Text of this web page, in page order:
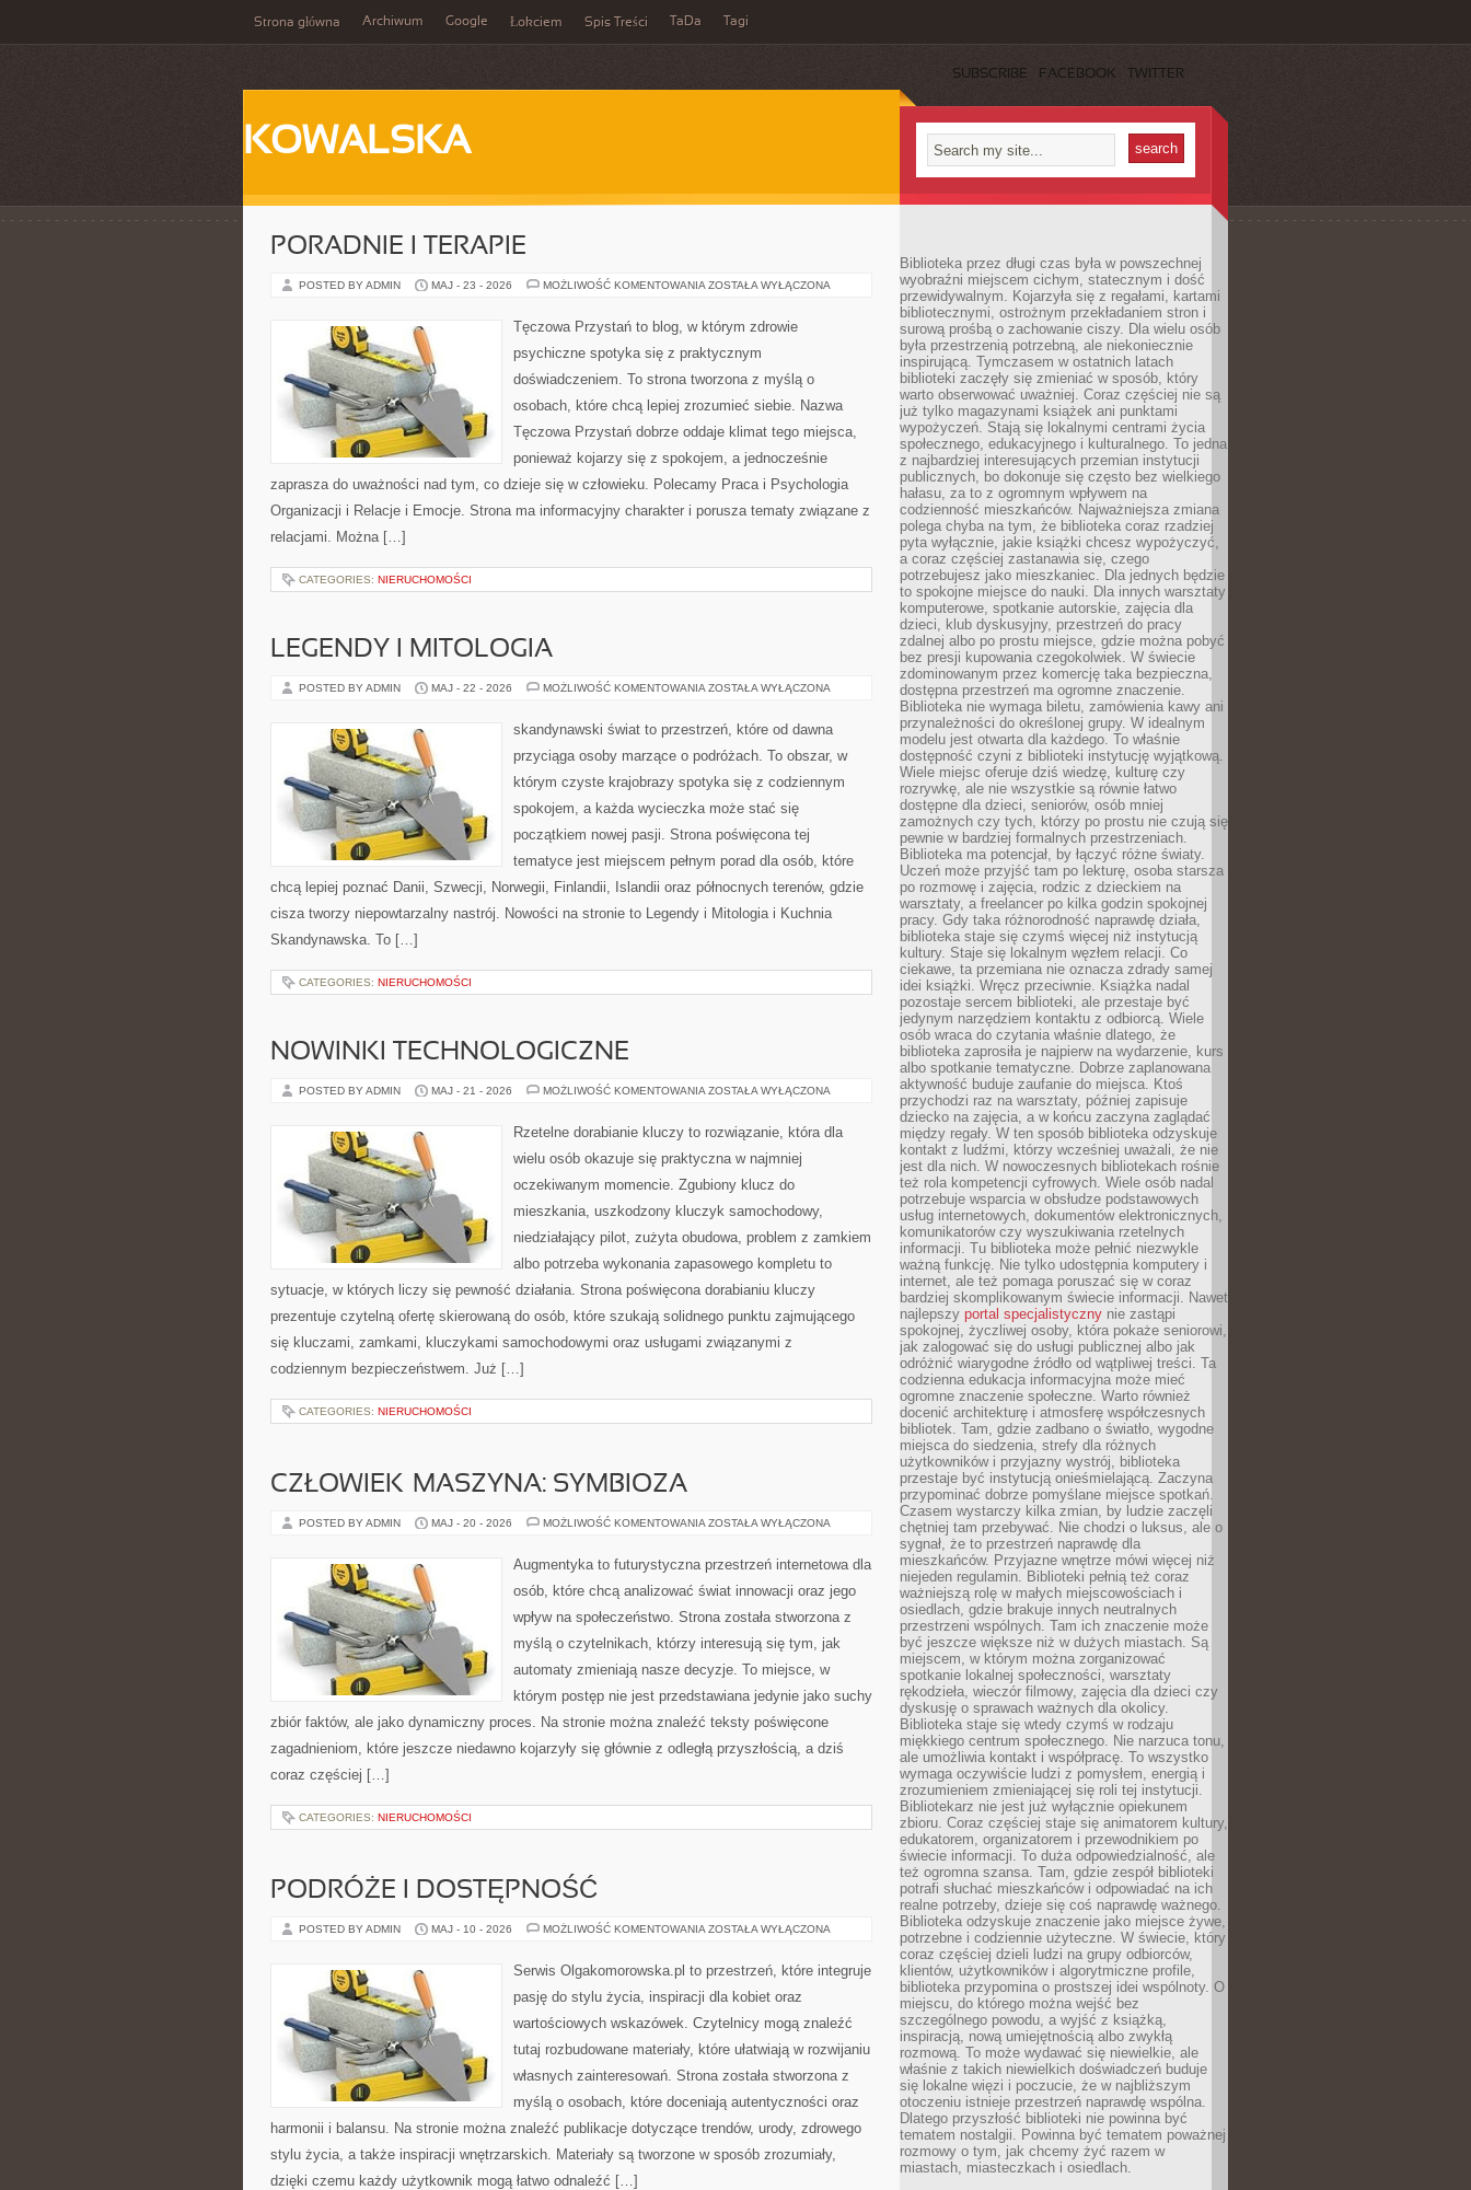
Strona główna Archiwum Google Łokciem Spis Treści TaDa Tagi
SUBSCRIBE FACEBOOK TWITTER
KOWALSKA
PORADNIE I TERAPIE
POSTED BY ADMIN MAJ - 23 - 2026 MOŻLIWOŚĆ KOMENTOWANIA PORADNIE
ZOSTAŁA WYŁĄCZONA
Tęczowa Przystań to blog, w którym zdrowie
psychiczne spotyka się z praktycznym
doświadczeniem. To strona tworzona z myślą o
osobach, które chcą lepiej zrozumieć siebie. Nazwa
Tęczowa Przystań dobrze oddaje klimat tego miejsca,
ponieważ kojarzy się z spokojem, a jednocześnie
zaprasza do uważności nad tym, co dzieje się w człowieku. Polecamy Praca i Psychologia
Organizacji i Relacje i Emocje. Strona ma informacyjny charakter i porusza tematy związane z
relacjami. Można […]
CATEGORIES: NIERUCHOMOŚCI
LEGENDY I MITOLOGIA
POSTED BY ADMIN MAJ - 22 - 2026 MOŻLIWOŚĆ KOMENTOWANIA LEGENDY
ZOSTAŁA WYŁĄCZONA
skandynawski świat to przestrzeń, które od dawna
przyciąga osoby marzące o podróżach. To obszar, w
którym czyste krajobrazy spotyka się z codziennym
spokojem, a każda wycieczka może stać się
początkiem nowej pasji. Strona poświęcona tej
tematyce jest miejscem pełnym porad dla osób, które
chcą lepiej poznać Danii, Szwecji, Norwegii, Finlandii, Islandii oraz północnych terenów, gdzie
cisza tworzy niepowtarzalny nastrój. Nowości na stronie to Legendy i Mitologia i Kuchnia
Skandynawska. To […]
CATEGORIES: NIERUCHOMOŚCI
NOWINKI TECHNOLOGICZNE
POSTED BY ADMIN MAJ - 21 - 2026 MOŻLIWOŚĆ KOMENTOWANIA NOWINKI
ZOSTAŁA WYŁĄCZONA
Rzetelne dorabianie kluczy to rozwiązanie, która dla
wielu osób okazuje się praktyczna w najmniej
oczekiwanym momencie. Zgubiony klucz do
mieszkania, uszkodzony kluczyk samochodowy,
niedziałający pilot, zużyta obudowa, problem z zamkiem
albo potrzeba wykonania zapasowego kompletu to
sytuacje, w których liczy się pewność działania. Strona poświęcona dorabianiu kluczy
prezentuje czytelną ofertę skierowaną do osób, które szukają solidnego punktu zajmującego
się kluczami, zamkami, kluczykami samochodowymi oraz usługami związanymi z
codziennym bezpieczeństwem. Już […]
CATEGORIES: NIERUCHOMOŚCI
CZŁOWIEK–MASZYNA: SYMBIOZA
POSTED BY ADMIN MAJ - 20 - 2026 MOŻLIWOŚĆ KOMENTOWANIA CZŁOWIEK–
ZOSTAŁA WYŁĄCZONA
Augmentyka to futurystyczna przestrzeń internetowa dla
osób, które chcą analizować świat innowacji oraz jego
wpływ na społeczeństwo. Strona została stworzona z
myślą o czytelnikach, którzy interesują się tym, jak
automaty zmieniają nasze decyzje. To miejsce, w
którym postęp nie jest przedstawiana jedynie jako suchy
zbiór faktów, ale jako dynamiczny proces. Na stronie można znaleźć teksty poświęcone
zagadnieniom, które jeszcze niedawno kojarzyły się głównie z odległą przyszłością, a dziś
coraz częściej […]
CATEGORIES: NIERUCHOMOŚCI
PODRÓŻE I DOSTĘPNOŚĆ
POSTED BY ADMIN MAJ - 10 - 2026 MOŻLIWOŚĆ KOMENTOWANIA PODRÓŻE
ZOSTAŁA WYŁĄCZONA
Serwis Olgakomorowska.pl to przestrzeń, które integruje
pasję do stylu życia, inspiracji dla kobiet oraz
wartościowych wskazówek. Czytelnicy mogą znaleźć
tutaj rozbudowane materiały, które ułatwiają w rozwijaniu
własnych zainteresowań. Strona została stworzona z
myślą o osobach, które doceniają autentyczności oraz
harmonii i balansu. Na stronie można znaleźć publikacje dotyczące trendów, urody, zdrowego
stylu życia, a także inspiracji wnętrzarskich. Materiały są tworzone w sposób zrozumiały,
dzięki czemu każdy użytkownik mogą łatwo odnaleźć […]
Biblioteka przez długi czas była w powszechnej
wyobraźni miejscem cichym, statecznym i dość
przewidywalnym. Kojarzyła się z regałami, kartami
bibliotecznymi, ostrożnym przekładaniem stron i
surową prośbą o zachowanie ciszy. Dla wielu osób
była przestrzenią potrzebną, ale niekoniecznie
inspirującą. Tymczasem w ostatnich latach
biblioteki zaczęły się zmieniać w sposób, który
warto obserwować uważniej. Coraz częściej nie są
już tylko magazynami książek ani punktami
wypożyczeń. Stają się lokalnymi centrami życia
społecznego, edukacyjnego i kulturalnego. To jedna
z najbardziej interesujących przemian instytucji
publicznych, bo dokonuje się często bez wielkiego
hałasu, za to z ogromnym wpływem na
codzienność mieszkańców. Najważniejsza zmiana
polega chyba na tym, że biblioteka coraz rzadziej
pyta wyłącznie, jakie książki chcesz wypożyczyć,
a coraz częściej zastanawia się, czego
potrzebujesz jako mieszkaniec. Dla jednych będzie
to spokojne miejsce do nauki. Dla innych warsztaty
komputerowe, spotkanie autorskie, zajęcia dla
dzieci, klub dyskusyjny, przestrzeń do pracy
zdalnej albo po prostu miejsce, gdzie można pobyć
bez presji kupowania czegokolwiek. W świecie
zdominowanym przez komercję taka bezpieczna,
dostępna przestrzeń ma ogromne znaczenie.
Biblioteka nie wymaga biletu, zamówienia kawy ani
przynależności do określonej grupy. W idealnym
modelu jest otwarta dla każdego. To właśnie
dostępność czyni z biblioteki instytucję wyjątkową.
Wiele miejsc oferuje dziś wiedzę, kulturę czy
rozrywkę, ale nie wszystkie są równie łatwo
dostępne dla dzieci, seniorów, osób mniej
zamożnych czy tych, którzy po prostu nie czują się
pewnie w bardziej formalnych przestrzeniach.
Biblioteka ma potencjał, by łączyć różne światy.
Uczeń może przyjść tam po lekturę, osoba starsza
po rozmowę i zajęcia, rodzic z dzieckiem na
warsztaty, a freelancer po kilka godzin spokojnej
pracy. Gdy taka różnorodność naprawdę działa,
biblioteka staje się czymś więcej niż instytucją
kultury. Staje się lokalnym węzłem relacji. Co
ciekawe, ta przemiana nie oznacza zdrady samej
idei książki. Wręcz przeciwnie. Książka nadal
pozostaje sercem biblioteki, ale przestaje być
jedynym narzędziem kontaktu z odbiorcą. Wiele
osób wraca do czytania właśnie dlatego, że
biblioteka zaprosiła je najpierw na wydarzenie, kurs
albo spotkanie tematyczne. Dobrze zaplanowana
aktywność buduje zaufanie do miejsca. Ktoś
przychodzi raz na warsztaty, później zapisuje
dziecko na zajęcia, a w końcu zaczyna zaglądać
między regały. W ten sposób biblioteka odzyskuje
kontakt z ludźmi, którzy wcześniej uważali, że nie
jest dla nich. W nowoczesnych bibliotekach rośnie
też rola kompetencji cyfrowych. Wiele osób nadal
potrzebuje wsparcia w obsłudze podstawowych
usług internetowych, dokumentów elektronicznych,
komunikatorów czy wyszukiwania rzetelnych
informacji. Tu biblioteka może pełnić niezwykle
ważną funkcję. Nie tylko udostępnia komputery i
internet, ale też pomaga poruszać się w coraz
bardziej skomplikowanym świecie informacji. Nawet
najlepszy portal specjalistyczny nie zastąpi
spokojnej, życzliwej osoby, która pokaże seniorowi,
jak zalogować się do usługi publicznej albo jak
odróżnić wiarygodne źródło od wątpliwej treści. Ta
codzienna edukacja informacyjna może mieć
ogromne znaczenie społeczne. Warto również
docenić architekturę i atmosferę współczesnych
bibliotek. Tam, gdzie zadbano o światło, wygodne
miejsca do siedzenia, strefy dla różnych
użytkowników i przyjazny wystrój, biblioteka
przestaje być instytucją onieśmielającą. Zaczyna
przypominać dobrze pomyślane miejsce spotkań.
Czasem wystarczy kilka zmian, by ludzie zaczęli
chętniej tam przebywać. Nie chodzi o luksus, ale o
sygnał, że to przestrzeń naprawdę dla
mieszkańców. Przyjazne wnętrze mówi więcej niż
niejeden regulamin. Biblioteki pełnią też coraz
ważniejszą rolę w małych miejscowościach i
osiedlach, gdzie brakuje innych neutralnych
przestrzeni wspólnych. Tam ich znaczenie może
być jeszcze większe niż w dużych miastach. Są
miejscem, w którym można zorganizować
spotkanie lokalnej społeczności, warsztaty
rękodzieła, wieczór filmowy, zajęcia dla dzieci czy
dyskusję o sprawach ważnych dla okolicy.
Biblioteka staje się wtedy czymś w rodzaju
miękkiego centrum społecznego. Nie narzuca tonu,
ale umożliwia kontakt i współpracę. To wszystko
wymaga oczywiście ludzi z pomysłem, energią i
zrozumieniem zmieniającej się roli tej instytucji.
Bibliotekarz nie jest już wyłącznie opiekunem
zbioru. Coraz częściej staje się animatorem kultury,
edukatorem, organizatorem i przewodnikiem po
świecie informacji. To duża odpowiedzialność, ale
też ogromna szansa. Tam, gdzie zespół biblioteki
potrafi słuchać mieszkańców i odpowiadać na ich
realne potrzeby, dzieje się coś naprawdę ważnego.
Biblioteka odzyskuje znaczenie jako miejsce żywe,
potrzebne i codziennie użyteczne. W świecie, który
coraz częściej dzieli ludzi na grupy odbiorców,
klientów, użytkowników i algorytmiczne profile,
biblioteka przypomina o prostszej idei wspólnoty. O
miejscu, do którego można wejść bez
szczególnego powodu, a wyjść z książką,
inspiracją, nową umiejętnością albo zwykłą
rozmową. To może wydawać się niewielkie, ale
właśnie z takich niewielkich doświadczeń buduje
się lokalne więzi i poczucie, że w najbliższym
otoczeniu istnieje przestrzeń naprawdę wspólna.
Dlatego przyszłość biblioteki nie powinna być
tematem nostalgii. Powinna być tematem poważnej
rozmowy o tym, jak chcemy żyć razem w
miastach, miasteczkach i osiedlach.